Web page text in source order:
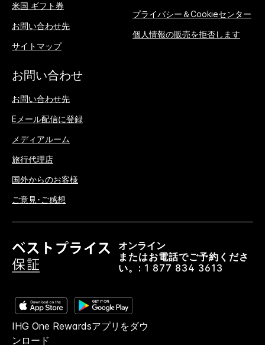
米国 ギフト券
お問い合わせ先
サイトマップ
プライバシー＆Cookieセンター
個人情報の販売を拒否します
お問い合わせ
お問い合わせ先
Eメール配信に登録
メディアルーム
旅行代理店
国外からのお客様
ご意見･ご感想
オンライン
またはお電話でご予約くださ
い。: 1 877 834 3613
IHG One Rewardsアプリをダウ
ンロード